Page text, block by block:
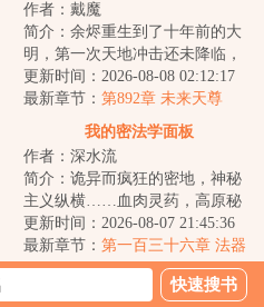
作者：戴魔
简介：余烬重生到了十年前的大
明，第一次天地冲击还未降临，
万妖没有彻底复苏，倭寇还未彻
底携百鬼登陆，...
更新时间：2026-08-08 02:12:17
最新章节： 第892章 未来天尊
我的密法学面板
作者：深水流
简介：诡异而疯狂的密地，神秘
主义纵横……血肉灵药，高原秘
辛，献祭仪轨，充满大恐怖的神
佛。宏大而震撼...
更新时间：2026-08-07 21:45:36
最新章节： 第一百三十六章 法器
（求订阅月票）